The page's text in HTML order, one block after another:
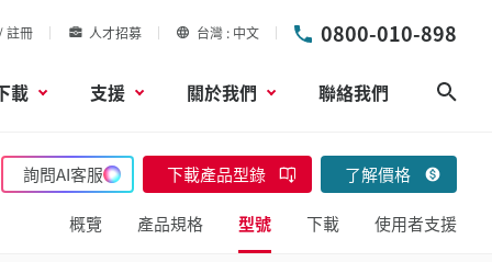
註冊 人才招募 台灣 中文 0800-010-898
載 支援 關於我們 聯絡我們
詢問AI客服 下載產品型錄 了解價格
概覽 產品規格 型號 下載 使用者支援